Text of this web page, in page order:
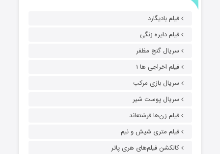
فیلم بادیگارد
فیلم دایره زنگی
سریال گنج مظفر
فیلم اخراجی ها ۱
سریال بازی مرکب
سریال پوست شیر
فیلم زن‌ها فرشته‌اند
فیلم متری شیش و نیم
کالکشن فیلم‌های هری پاتر